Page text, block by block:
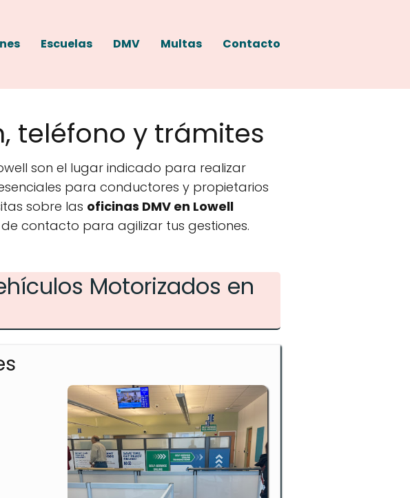
Escuelas DMV Multas Contacto
teléfono y trámites
son el lugar indicado para realizar
para conductores y propietarios
sobre las oficinas DMV en Lowell
contacto para agilizar tus gestiones.
Motorizados en